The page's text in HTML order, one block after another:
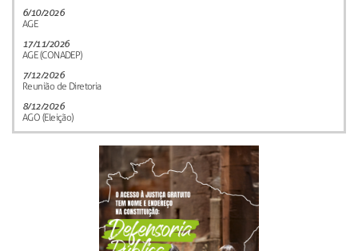
6/10/2026
AGE
17/11/2026
AGE (CONADEP)
7/12/2026
Reunião de Diretoria
8/12/2026
AGO (Eleição)